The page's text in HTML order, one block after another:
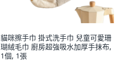
貓咪擦手巾 掛式洗手巾 兒童可愛珊
瑚絨毛巾 廚房超強吸水加厚手抹布,
1個, 1張